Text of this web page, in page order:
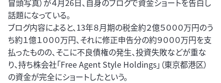
冒頭写真）が４月26日、自身のブログで資金ショートを告白し
話題になっている。
ブログ内容によると、13年８月期の税金約２億５０００万円のう
ち約１億１０００万円、それに修正申告分の約９０００万円を支
払ったものの、そこに不良債権の発生、投資失敗などが重な
り、持ち株会社「Free Agent Style Holdings」（東京都港区）
の資金が完全にショートしたという。